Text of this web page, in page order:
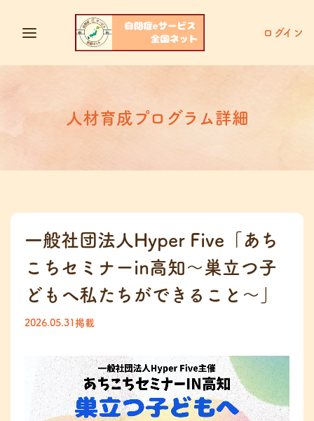
ログイン
人材育成プログラム詳細
一般社団法人Hyper Five「あち
こちセミナーin高知〜巣立つ子
どもへ私たちができること～」
2026.05.31掲載